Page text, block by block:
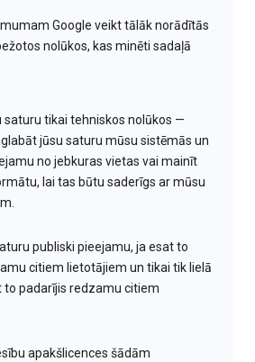
Google veikt tālāk norādītās
nolūkos, kas minēti sadaļā
saturu tikai tehniskos nolūkos —
jūsu saturu mūsu sistēmās un
no jebkuras vietas vai mainīt
lai tas būtu saderīgs ar mūsu
publiski pieejamu, ja esat to
citiem lietotājiem un tikai tik lielā
to padarījis redzamu citiem
apakšlicences šādām